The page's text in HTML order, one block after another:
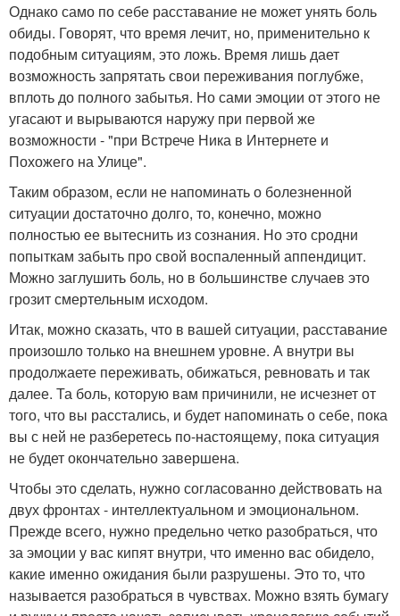
Однако само по себе расставание не может унять боль
обиды. Говорят, что время лечит, но, применительно к
подобным ситуациям, это ложь. Время лишь дает
возможность запрятать свои переживания поглубже,
вплоть до полного забытья. Но сами эмоции от этого не
угасают и вырываются наружу при первой же
возможности - "при Встрече Ника в Интернете и
Похожего на Улице".
Таким образом, если не напоминать о болезненной
ситуации достаточно долго, то, конечно, можно
полностью ее вытеснить из сознания. Но это сродни
попыткам забыть про свой воспаленный аппендицит.
Можно заглушить боль, но в большинстве случаев это
грозит смертельным исходом.
Итак, можно сказать, что в вашей ситуации, расставание
произошло только на внешнем уровне. А внутри вы
продолжаете переживать, обижаться, ревновать и так
далее. Та боль, которую вам причинили, не исчезнет от
того, что вы расстались, и будет напоминать о себе, пока
вы с ней не разберетесь по-настоящему, пока ситуация
не будет окончательно завершена.
Чтобы это сделать, нужно согласованно действовать на
двух фронтах - интеллектуальном и эмоциональном.
Прежде всего, нужно предельно четко разобраться, что
за эмоции у вас кипят внутри, что именно вас обидело,
какие именно ожидания были разрушены. Это то, что
называется разобраться в чувствах. Можно взять бумагу